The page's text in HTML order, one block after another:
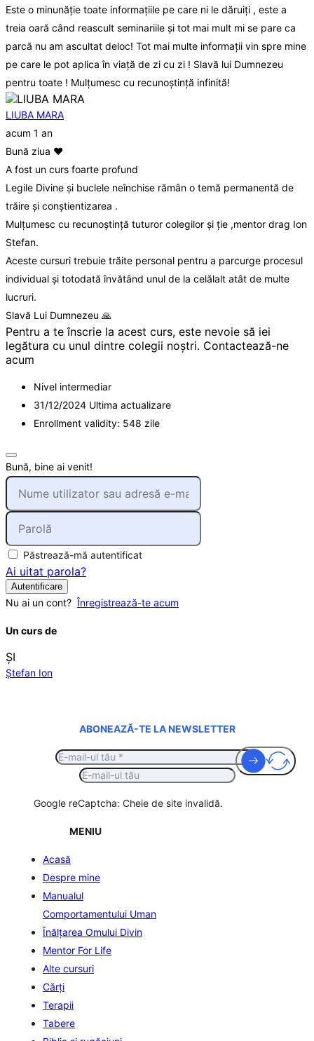
Este o minunăție toate informațiile pe care ni le dăruiți , este a
treia oară când reascult seminariile și tot mai mult mi se pare ca
parcă nu am ascultat deloc! Tot mai multe informații vin spre mine
pe care le pot aplica în viață de zi cu zi ! Slavă lui Dumnezeu
pentru toate ! Mulțumesc cu recunoștință infinită!
LIUBA MARA
acum 1 an
Bună ziua ❤️
A fost un curs foarte profund
Legile Divine și buclele neînchise rămân o temă permanentă de
trăire și conștientizarea .
Mulțumesc cu recunoștință tuturor colegilor și ție ,mentor drag Ion
Stefan.
Aceste cursuri trebuie trăite personal pentru a parcurge procesul
individual și totodată învătând unul de la celălalt atât de multe
lucruri.
Slavă Lui Dumnezeu 🙏
Pentru a te înscrie la acest curs, este nevoie să iei
legătura cu unul dintre colegii noștri. Contactează-ne
acum
Nivel intermediar
31/12/2024 Ultima actualizare
Enrollment validity: 548 zile
Bună, bine ai venit!
Păstrează-mă autentificat
Ai uitat parola?
Autentificare
Nu ai un cont? Înregistrează-te acum
Un curs de
ȘI
Ștefan Ion
ABONEAZĂ-TE LA NEWSLETTER
Google reCaptcha: Cheie de site invalidă.
MENIU
Acasă
Despre mine
Manualul
Comportamentului Uman
Înălţarea Omului Divin
Mentor For Life
Alte cursuri
Cărți
Terapii
Tabere